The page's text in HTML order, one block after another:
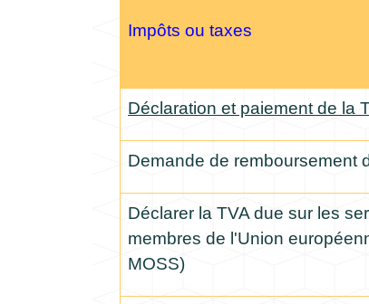
Impôts ou taxes
Déclaration et paiement de la
Demande de remboursement
Déclarer la TVA due sur les
membres de l'Union
MOSS)